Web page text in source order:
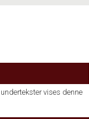
vises denne